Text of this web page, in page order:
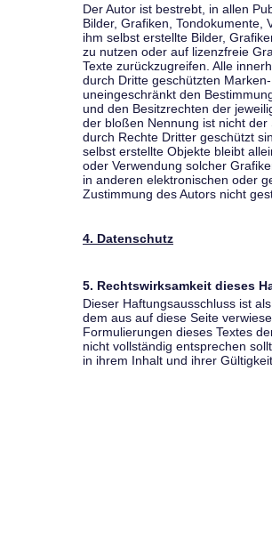
Der Autor ist bestrebt, in allen
Bilder, Grafiken, Tondokumente,
ihm selbst erstellte Bilder,
zu nutzen oder auf lizenzfreie
Texte zurückzugreifen. Alle
durch Dritte geschützten
uneingeschränkt den
und den Besitzrechten der
der bloßen Nennung ist nicht
durch Rechte Dritter geschützt
selbst erstellte Objekte bleibt
oder Verwendung solcher
in anderen elektronischen oder
Zustimmung des Autors nicht
4. Datenschutz
5. Rechtswirksamkeit dieses
Dieser Haftungsausschluss ist
dem aus auf diese Seite
Formulierungen dieses Textes
nicht vollständig entsprechen
in ihrem Inhalt und ihrer